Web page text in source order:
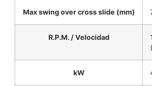
Max swing over cross slide (mm)
R.P.M. / Velocidad
kW